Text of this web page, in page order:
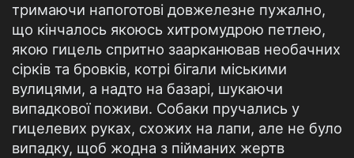
тримаючи напоготові довжелезне пужално,
що кінчалось якоюсь хитромудрою петлею,
якою гицель спритно заарканював необачних
сірків та бровків, котрі бігали міськими
вулицями, а надто на базарі, шукаючи
випадкової поживи. Собаки пручались у
гицелевих руках, схожих на лапи, але не було
випадку, щоб жодна з пійманих жертв